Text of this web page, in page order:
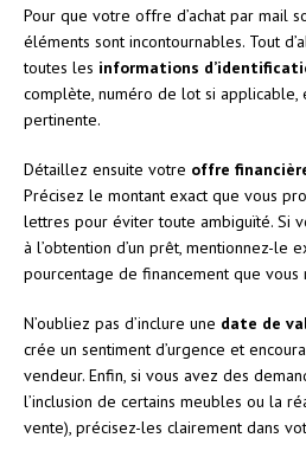
Pour que votre offre d’achat par mail
éléments sont incontournables. Tout
toutes les informations
complète, numéro de lot si
pertinente.
Détaillez ensuite votre offre
Précisez le montant exact que vous
lettres pour éviter toute ambiguïté. Si
à l’obtention d’un prêt, mentionnez-le
pourcentage de financement que vous
N’oubliez pas d’inclure une date de
crée un sentiment d’urgence et
vendeur. Enfin, si vous avez des
l’inclusion de certains meubles ou la
vente), précisez-les clairement dans